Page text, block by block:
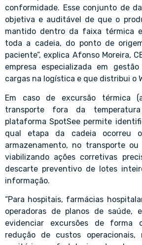
conformidade. Esse conjunto de
objetiva e auditável de que o
mantido dentro da faixa térmica
toda a cadeia, do ponto de
paciente”, explica Afonso Moreira,
empresa especializada em
cargas na logística e que distribui o
Em caso de excursão térmica
transporte fora da temperatura
plataforma SpotSee permite
qual etapa da cadeia ocorreu
armazenamento, no transporte
viabilizando ações corretivas
descarte preventivo de lotes
informação.
“Para hospitais, farmácias
operadoras de planos de saúde,
evidenciar excursões de forma
redução de custos